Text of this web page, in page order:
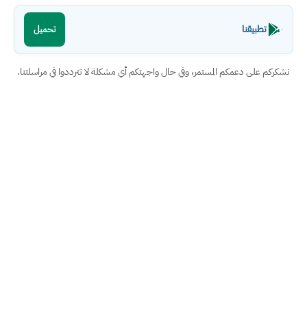
تطبيقنا تحميل
نشكركم على دعمكم المستمر، وفي حال واجهتكم أي مشكلة لا تترددوا في مراسلتنا.